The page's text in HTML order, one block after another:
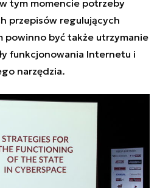
tym momencie potrzeby
przepisów regulujących
powinno być także utrzymanie
funkcjonowania Internetu i
narzędzia.